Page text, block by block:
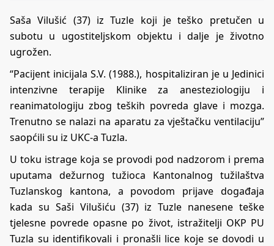
Saša Vilušić (37) iz Tuzle koji je teško pretučen u
subotu u ugostiteljskom objektu i dalje je životno
ugrožen.
“Pacijent inicijala S.V. (1988.), hospitaliziran je u Jedinici
intenzivne terapije Klinike za anesteziologiju i
reanimatologiju zbog teških povreda glave i mozga.
Trenutno se nalazi na aparatu za vještačku ventilaciju”
saopćili su iz UKC-a Tuzla.
U toku istrage koja se provodi pod nadzorom i prema
uputama dežurnog tužioca Kantonalnog tužilaštva
Tuzlanskog kantona, a povodom prijave događaja
kada su Saši Vilušiću (37) iz Tuzle nanesene teške
tjelesne povrede opasne po život, istražitelji OKP PU
Tuzla su identifikovali i pronašli lice koje se dovodi u